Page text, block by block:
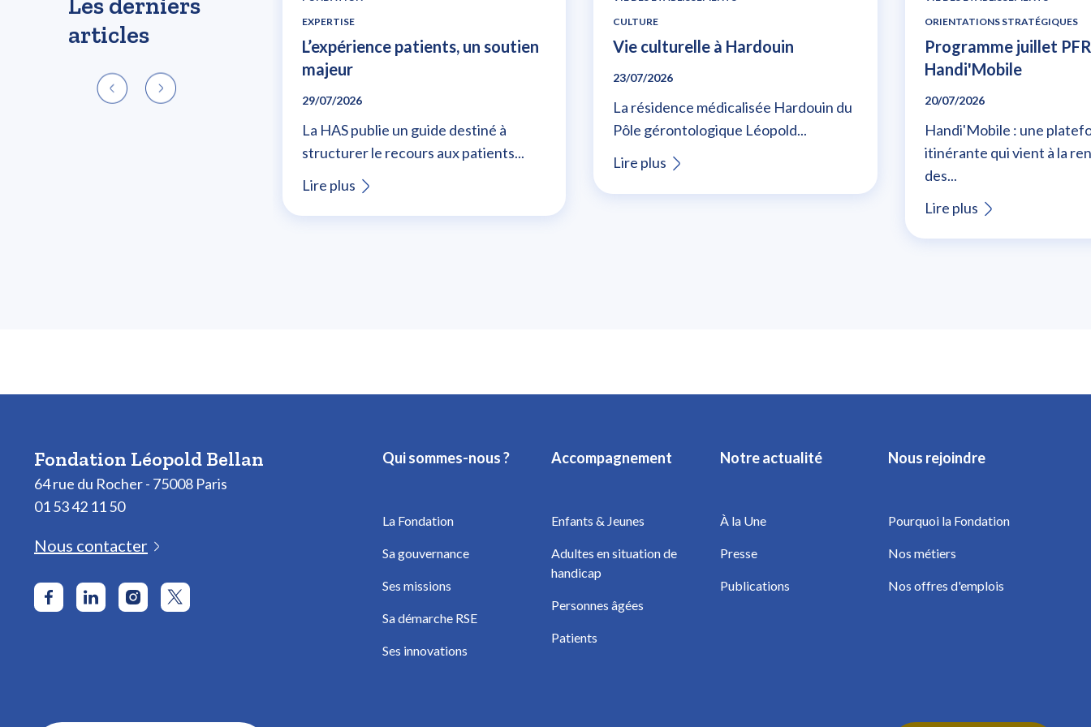
articles
EXPERTISE
L’expérience patients, un soutien
majeur
29/07/2026
La HAS publie un guide destiné à
structurer le recours aux patients...
Lire plus
CULTURE
Vie culturelle à Hardouin
23/07/2026
La résidence médicalisée Hardouin du
Pôle gérontologique Léopold...
Lire plus
ORIENTATIONS STRATÉGIQUES
Programme juillet
Handi'Mobile
20/07/2026
Handi'Mobile : une
itinérante qui vient à la
des...
Lire plus
Fondation Léopold Bellan
64 rue du Rocher - 75008 Paris
01 53 42 11 50
Nous contacter
Qui sommes-nous ?
La Fondation
Sa gouvernance
Ses missions
Sa démarche RSE
Ses innovations
Accompagnement
Enfants & Jeunes
Adultes en situation de
handicap
Personnes âgées
Patients
Notre actualité
À la Une
Presse
Publications
Nous rejoindre
Pourquoi la Fondation
Nos métiers
Nos offres d'emplois